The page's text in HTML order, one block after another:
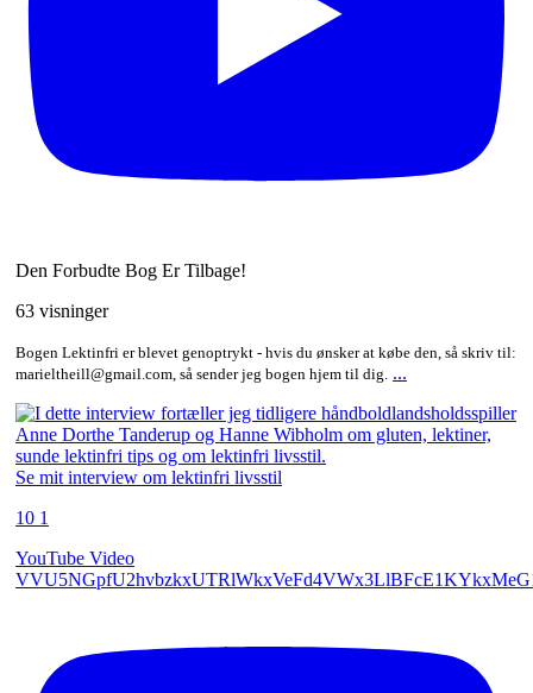
Den Forbudte Bog Er Tilbage!
63 visninger
Bogen Lektinfri er blevet genoptrykt - hvis du ønsker at købe den, så skriv til:
marieltheill@gmail.com, så sender jeg bogen hjem til dig. ...
Se mit interview om lektinfri livsstil
10 1
YouTube Video